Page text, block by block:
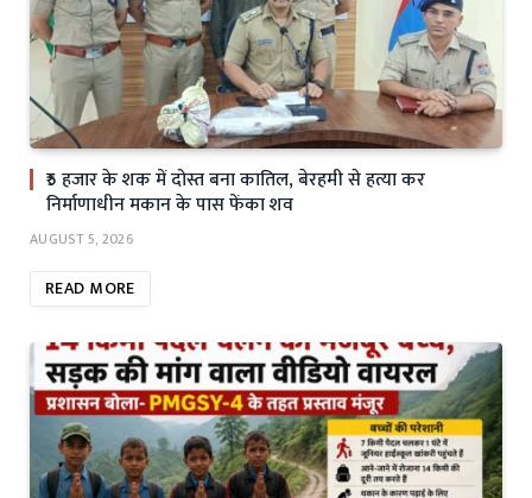
₹5 हजार के शक में दोस्त बना कातिल, बेरहमी से हत्या कर
निर्माणाधीन मकान के पास फेंका शव
AUGUST 5, 2026
READ MORE